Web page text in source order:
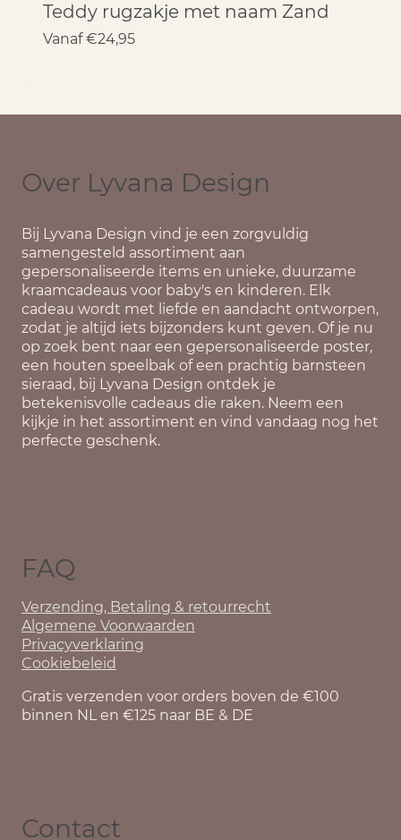
Teddy rugzakje met naam Zand
Vanaf €24,95
Over Lyvana Design
Bij Lyvana Design vind je een zorgvuldig
samengesteld assortiment aan
gepersonaliseerde items en unieke, duurzame
kraamcadeaus voor baby's en kinderen. Elk
cadeau wordt met liefde en aandacht ontworpen,
zodat je altijd iets bijzonders kunt geven. Of je nu
op zoek bent naar een gepersonaliseerde poster,
een houten speelbak of een prachtig barnsteen
sieraad, bij Lyvana Design ontdek je
betekenisvolle cadeaus die raken. Neem een
kijkje in het assortiment en vind vandaag nog het
perfecte geschenk.
FAQ
Verzending, Betaling & retourrecht
Algemene Voorwaarden
Privacyverklaring
Cookiebeleid
Gratis verzenden voor orders boven de €100
binnen NL en €125 naar BE & DE
Contact